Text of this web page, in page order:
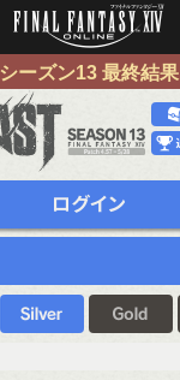
シーズン13 最終結果